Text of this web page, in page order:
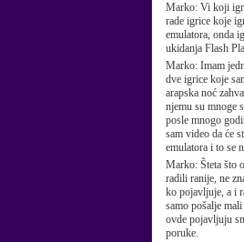
Marko: Vi koji
rade igrice koje
emulatora, onda
ukidanja Flash
Marko: Imam
dve igrice koje
arapska noć
njemu su mnoge
posle mnogo
sam video da će
emulatora i to se
Marko: Šteta što
radili ranije, ne
ko pojavljuje, a i
samo pošalje
ovde pojavljuju
poruke.